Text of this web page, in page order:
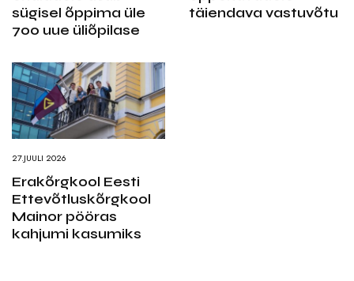
sügisel õppima üle
700 uue üliõpilase
täiendava vastuvõtu
27.JUULI 2026
Erakõrgkool Eesti
Ettevõtluskõrgkool
Mainor pööras
kahjumi kasumiks